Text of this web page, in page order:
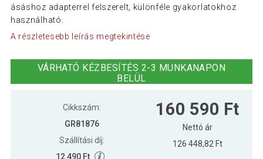
ásáshoz adapterrel felszerelt, különféle gyakorlatokhoz
használható.
A részletesebb leírás megtekintése
VÁRHATÓ KÉZBESÍTÉS 2-3 MUNKANAPON
BELÜL
Cikkszám:
GR81876
Szállítási díj:
12 490 Ft
160 590 Ft
Nettó ár
126 448,82 Ft